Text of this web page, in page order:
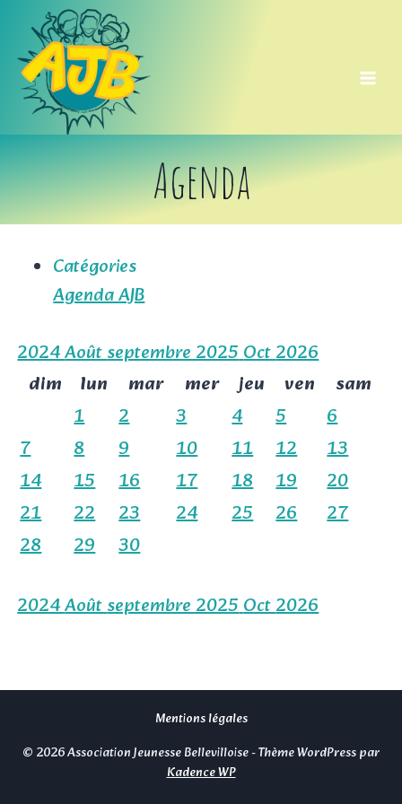
contenu
Agenda
Catégories
Agenda AJB
2024Aoûtseptembre 2025Oct2026
dim
lun mar mer jeu ven
sam
1
2 3 4 5
6
7
8 9 10 11 12
13
14
15 16 17 18 19
20
21
22 23 24 25 26
27
28
29
30
2024Aoûtseptembre 2025Oct2026
Mentions légales
© 2026 Association Jeunesse Bellevilloise - Thème WordPress par
Kadence WP